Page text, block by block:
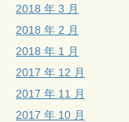
2018 年 3 月
2018 年 2 月
2018 年 1 月
2017 年 12 月
2017 年 11 月
2017 年 10 月